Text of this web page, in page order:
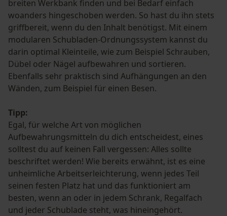
breiten Werkbank finden und bei Bedarf einfach
woanders hingeschoben werden. So hast du ihn stets
griffbereit, wenn du den Inhalt benötigst. Mit einem
modularen Schubladen-Ordnungssystem kannst du
darin optimal Kleinteile, wie zum Beispiel Schrauben,
Dübel oder Nägel aufbewahren und sortieren.
Ebenfalls sehr praktisch sind Aufhängungen an den
Wänden, zum Beispiel für einen Besen.
Tipp:
Egal, für welche Art von möglichen
Aufbewahrungsmitteln du dich entscheidest, eines
solltest du auf keinen Fall vergessen: Alles sollte
beschriftet werden! Wie bereits erwähnt, ist es eine
unheimliche Arbeitserleichterung, wenn jedes Teil
seinen festen Platz hat und das funktioniert am
besten, wenn an oder in jedem Schrank, Regalfach
und jeder Schublade steht, was hineingehört.